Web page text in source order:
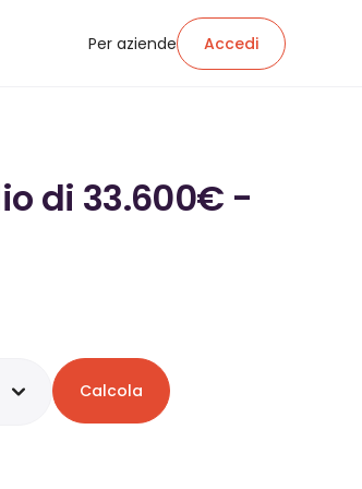
Per aziende Accedi
di 33.600€ -
Calcola